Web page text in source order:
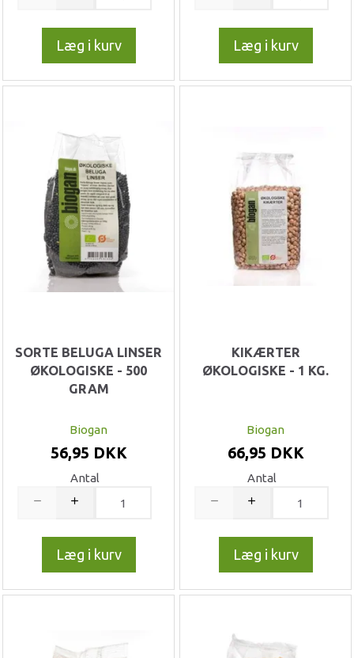
Læg i kurv Læg i kurv
SORTE BELUGA LINSER
ØKOLOGISKE - 500
GRAM
Biogan
56,95 DKK
Antal
Læg i kurv
KIKÆRTER
ØKOLOGISKE - 1 KG.
Biogan
66,95 DKK
Antal
Læg i kurv